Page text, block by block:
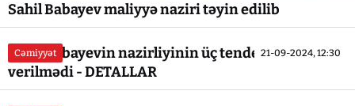
Sahil Babayev maliyyə naziri təyin edilib
Cəmiyyət 21-09-2024, 12:30
Sahil Babayevin nazirliyinin üç tenderinə icazə
verilmədi - DETALLAR